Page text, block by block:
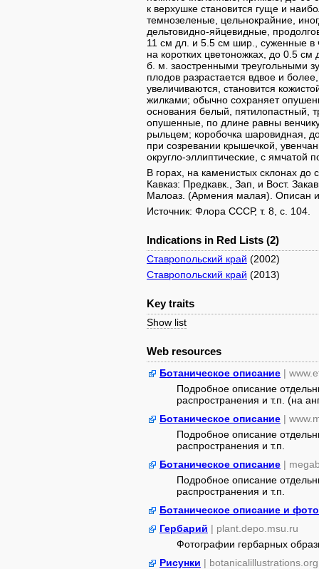
к верхушке становится гуще и
темнозеленые, цельнокрайние,
дельтовидно-яйцевидные,
11 см дл. и 5.5 см шир., суженные в
на коротких цветоножках, до 0.5
б. м. заостренными треугольными
плодов разрастается вдвое и
увеличиваются, становится
жилками; обычно сохраняет
основания белый, пятилопастный,
опушенные, по длине равны
рыльцем; коробочка шаровидная,
при созревании крышечкой,
округло-эллиптические, с ямчатой
В горах, на каменистых склонах
Кавказ: Предкавк., Зап, и Вост.
Малоаз. (Армения малая). Описан
Источник: Флора СССР, т. 8, с. 104.
Indications in Red Lists (2)
Ставропольский край (2002)
Ставропольский край (2013)
Key traits
Show list
Web resources
Ботаническое описание |
Подробное описание
распространения и т.п. (на
Ботаническое описание |
Подробное описание
распространения и т.п.
Ботаническое описание |
Подробное описание
распространения и т.п.
Ботаническое описание и фото
Гербарий | plant.depo.msu.ru
Фотографии гербарных
Рисунки | botanicalillustrations.org